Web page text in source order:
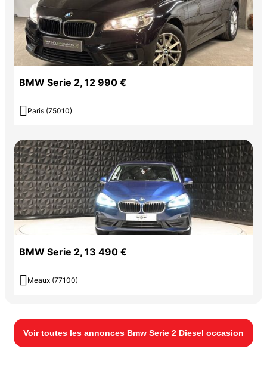
BMW Serie 2, 12 990 €
 Paris (75010)
BMW Serie 2, 13 490 €
 Meaux (77100)
Voir toutes les annonces Bmw Serie 2 Diesel occasion